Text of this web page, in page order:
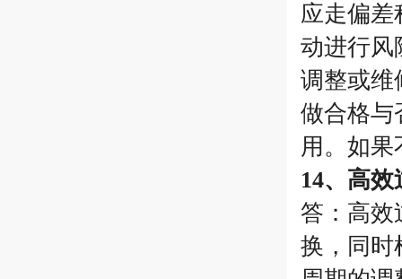
应走偏差
动进行风
调整或维
做合格与
用。如
14、高
答：高效
换，同时